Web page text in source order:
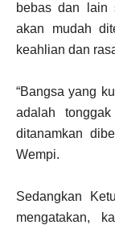
bebas dan lain
akan mudah
keahlian dan
“Bangsa yang
adalah
ditanamkan
Wempi.
Sedangkan
mengatakan,